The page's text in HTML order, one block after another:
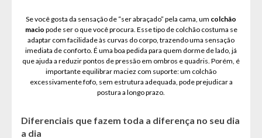
Se você gosta da sensação de “ser abraçado” pela cama, um colchão
macio pode ser o que você procura. Esse tipo de colchão costuma se
adaptar com facilidade às curvas do corpo, trazendo uma sensação
imediata de conforto. É uma boa pedida para quem dorme de lado, já
que ajuda a reduzir pontos de pressão em ombros e quadris. Porém, é
importante equilibrar maciez com suporte: um colchão
excessivamente fofo, sem estrutura adequada, pode prejudicar a
postura a longo prazo.
Diferenciais que fazem toda a diferença no seu dia
a dia